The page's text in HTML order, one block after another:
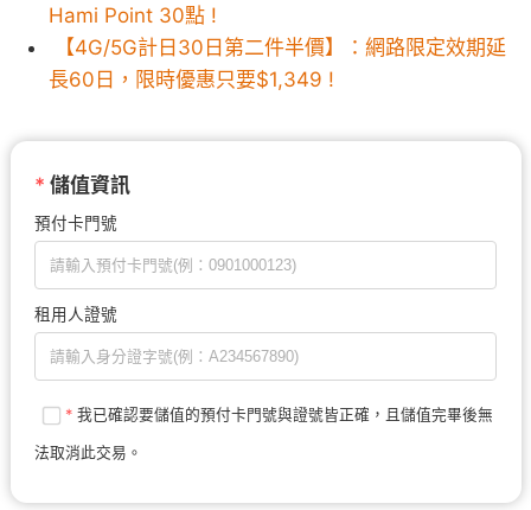
Hami Point 30點 !
【4G/5G計日30日第二件半價】：網路限定效期延
長60日，限時優惠只要$1,349 !
* 儲值資訊
預付卡門號
租用人證號
* 我已確認要儲值的預付卡門號與證號皆正確，且儲值完畢後無
法取消此交易。